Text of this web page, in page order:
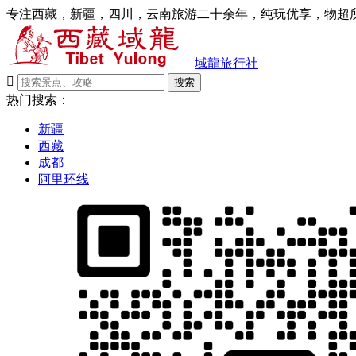
专注西藏，新疆，四川，云南旅游二十余年，纯玩优享，物超
域龍旅行社

搜索
热门搜索：
新疆
西藏
成都
阿里环线